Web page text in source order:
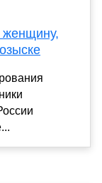
женщину,